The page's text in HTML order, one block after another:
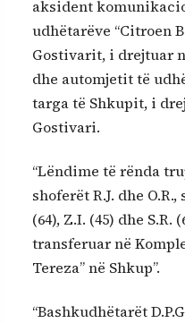
aksident
udhëtarëve “Citroen
Gostivarit, i drejtuar
dhe automjetit të
targa të Shkupit, i
Gostivari.
“Lëndime të rënda
shoferët R.J. dhe
(64), Z.I. (45) dhe S.R.
transferuar në
Tereza” në Shkup”.
“Bashkudhëtarët